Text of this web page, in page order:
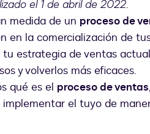
el 1 de abril de 2022.
medida de un proceso de
en la comercialización de
estrategia de ventas
y volverlos más eficaces.
qué es el proceso de ventas
implementar el tuyo de